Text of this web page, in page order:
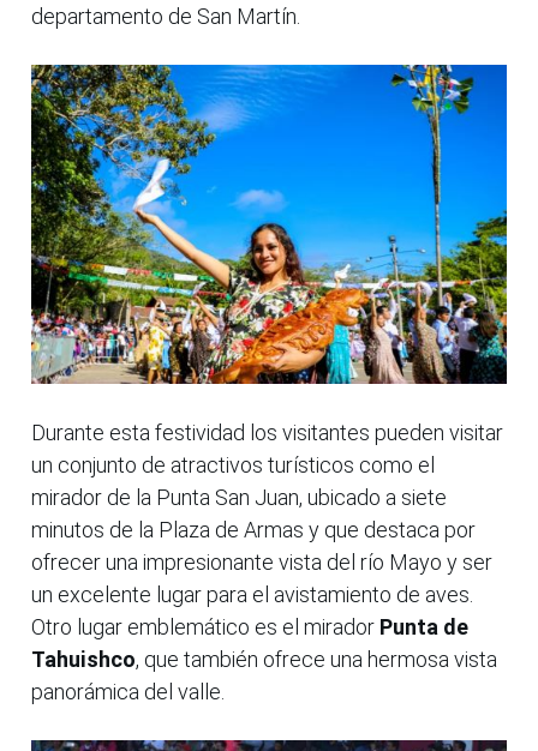
departamento de San Martín.
Durante esta festividad los visitantes pueden visitar
un conjunto de atractivos turísticos como el
mirador de la Punta San Juan, ubicado a siete
minutos de la Plaza de Armas y que destaca por
ofrecer una impresionante vista del río Mayo y ser
un excelente lugar para el avistamiento de aves.
Otro lugar emblemático es el mirador Punta de
Tahuishco, que también ofrece una hermosa vista
panorámica del valle.